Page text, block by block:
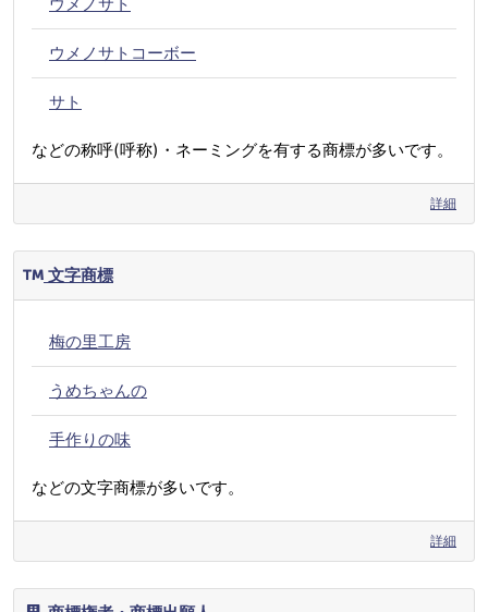
ウメノサトコーボー
サト
などの称呼(呼称)・ネーミングを有する商標が多いです。
詳細
文字商標
梅の里工房
うめちゃんの
手作りの味
などの文字商標が多いです。
詳細